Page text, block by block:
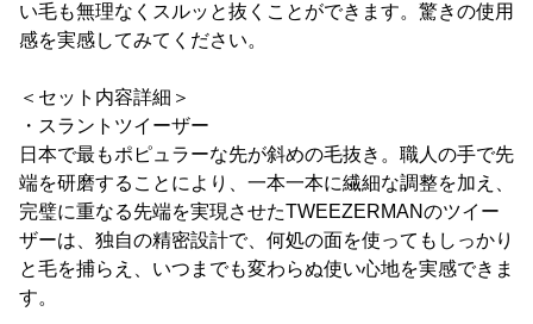
い毛も無理なくスルッと抜くことができます。驚きの使用
感を実感してみてください。
＜セット内容詳細＞
・スラントツイーザー
日本で最もポピュラーな先が斜めの毛抜き。職人の手で先
端を研磨することにより、一本一本に繊細な調整を加え、
完璧に重なる先端を実現させたTWEEZERMANのツイー
ザーは、独自の精密設計で、何処の面を使ってもしっかり
と毛を捕らえ、いつまでも変わらぬ使い心地を実感できま
す。